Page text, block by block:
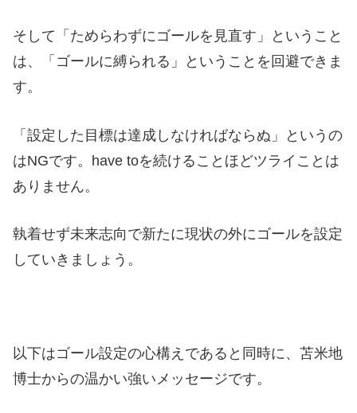
そして「ためらわずにゴールを見直す」ということ
は、「ゴールに縛られる」ということを回避できま
す。
「設定した目標は達成しなければならぬ」というの
はNGです。have toを続けることほどツライことは
ありません。
執着せず未来志向で新たに現状の外にゴールを設定
していきましょう。
以下はゴール設定の心構えであると同時に、苫米地
博士からの温かい強いメッセージです。